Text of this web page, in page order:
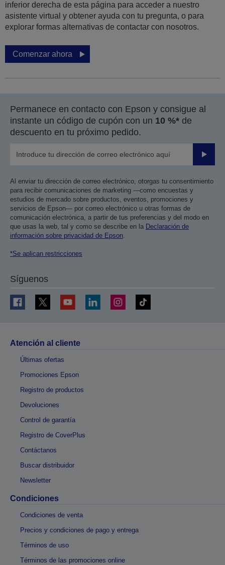
inferior derecha de esta página para acceder a nuestro
asistente virtual y obtener ayuda con tu pregunta, o para
explorar formas alternativas de contactar con nosotros.
Comenzar ahora
Permanece en contacto con Epson y consigue al
instante un código de cupón con un 10 %* de
descuento en tu próximo pedido.
Enviar
Al enviar tu dirección de correo electrónico, otorgas tu consentimiento
para recibir comunicaciones de marketing —como encuestas y
estudios de mercado sobre productos, eventos, promociones y
servicios de Epson— por correo electrónico u otras formas de
comunicación electrónica, a partir de tus preferencias y del modo en
que usas la web, tal y como se describe en la Declaración de
información sobre privacidad de Epson.
*Se aplican restricciones
Síguenos
Atención al cliente
Últimas ofertas
Promociones Epson
Registro de productos
Devoluciones
Control de garantía
Registro de CoverPlus
Contáctanos
Buscar distribuidor
Newsletter
Condiciones
Condiciones de venta
Precios y condiciones de pago y entrega
Términos de uso
Términos de las promociones online